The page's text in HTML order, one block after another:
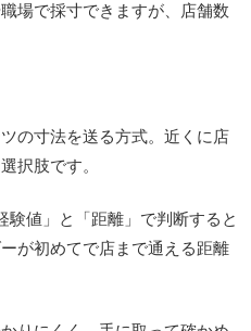
場で採寸できますが、店舗数
の寸法を送る方式。近くに店
択肢です。
験値」と「距離」で判断すると
が初めてで店まで通える距離